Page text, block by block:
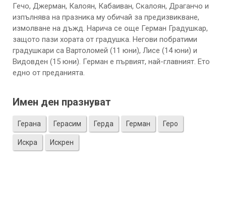
Гечо, Джерман, Калоян, Кабаиван, Скалоян, Драганчо и
изпълнява на празника му обичай за предизвикване,
измолване на дъжд. Нарича се още Герман Градушкар,
защото пази хората от градушка. Негови побратими
градушкари са Вартоломей (11 юни), Лисе (14 юни) и
Видовден (15 юни). Герман е първият, най-главният. Ето
едно от преданията.
Имен ден празнуват
Герана Герасим Герда Герман Геро
Искра Искрен